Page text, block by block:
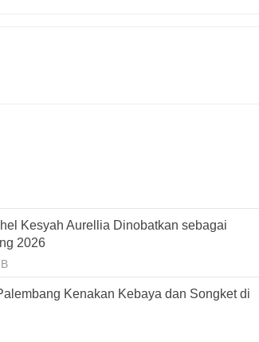
Kesyah Aurellia Dinobatkan sebagai
2026
Kenakan Kebaya dan Songket di